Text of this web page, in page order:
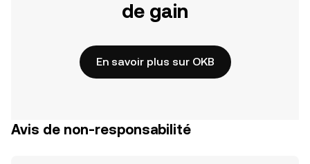
de gain
En savoir plus sur OKB
Avis de non-responsabilité